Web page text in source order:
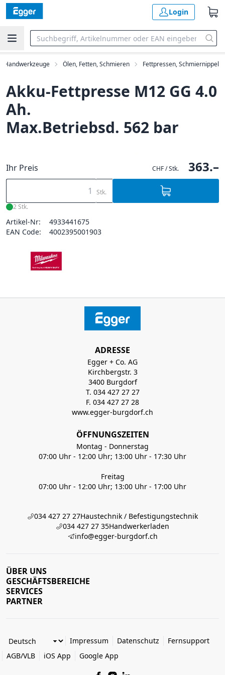
Login
Handwerkzeuge Ölen, Fetten, Schmieren Fettpressen, Schmiernippel
Akku-Fettpresse M12 GG 4.0
Ah.
Max.Betriebsd. 562 bar
Ihr Preis CHF / Stk. 363.–
Stk.
2 Stk.
Artikel-Nr:
4933441675
EAN Code:
4002395001903
ADRESSE
Egger + Co. AG
Kirchbergstr. 3
3400 Burgdorf
T. 034 427 27 27
F. 034 427 27 28
www.egger-burgdorf.ch
ÖFFNUNGSZEITEN
Montag - Donnerstag
07:00 Uhr - 12:00 Uhr; 13:00 Uhr - 17:30 Uhr
Freitag
07:00 Uhr - 12:00 Uhr; 13:00 Uhr - 17:00 Uhr
034 427 27 27Haustechnik / Befestigungstechnik
034 427 27 35Handwerkerladen
info@egger-burgdorf.ch
ÜBER UNS
GESCHÄFTSBEREICHE
SERVICES
PARTNER
Impressum Datenschutz
Fernsupport
AGB/VLB
iOS App Google App